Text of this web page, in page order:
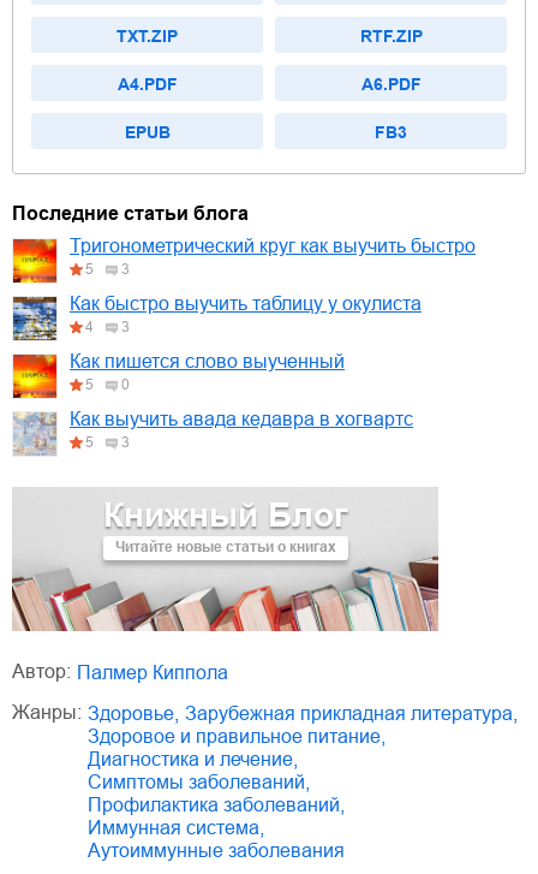
TXT.ZIP RTF.ZIP
A4.PDF A6.PDF
EPUB FB3
Книжный Блог
Читайте новые статьи о книгах
Последние статьи блога
Тригонометрический круг как выучить быстро
5 3
Как быстро выучить таблицу у окулиста
4 3
Как пишется слово выученный
5 0
Как выучить авада кедавра в хогвартс
5 3
Автор:
Палмер Киппола
Жанры:
здоровье зарубежная прикладная литература
здоровое и правильное питание
диагностика и лечение
симптомы заболеваний
профилактика заболеваний
иммунная система
аутоиммунные заболевания